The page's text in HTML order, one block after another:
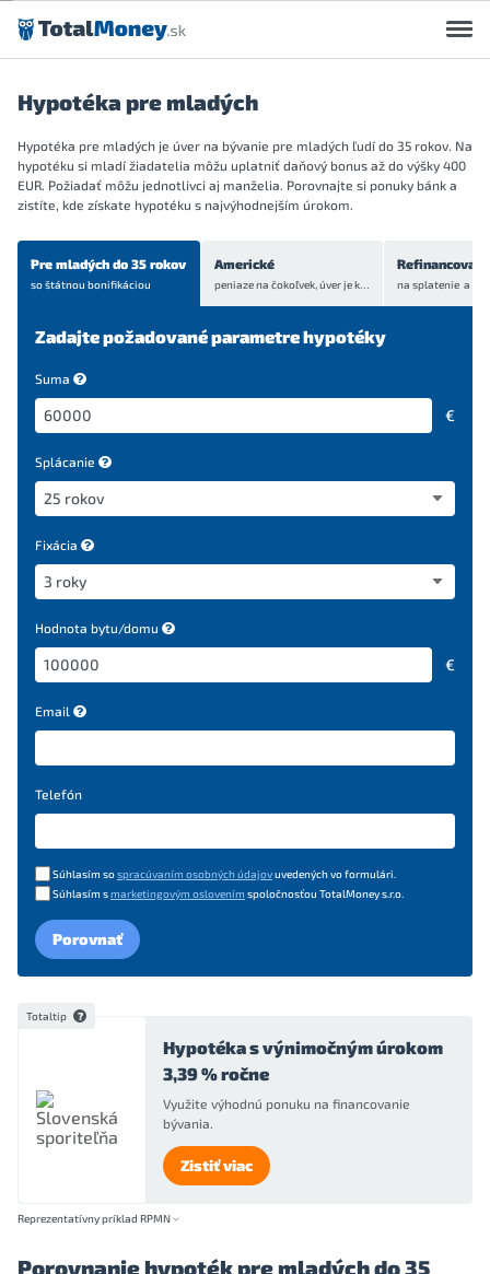
Preskočiť na obsah
Hypotéka pre mladých
Hypotéka pre mladých je úver na bývanie pre mladých ľudí do 35 rokov. Na
hypotéku si mladí žiadatelia môžu uplatniť daňový bonus až do výšky 400
EUR. Požiadať môžu jednotlivci aj manželia. Porovnajte si ponuky bánk a
zistíte, kde získate hypotéku s najvýhodnejším úrokom.
Pre mladých do 35 rokov
so štátnou bonifikáciou
Americké
peniaze na čokoľvek, úver jekrytý bytom alebo domom
Zadajte požadované parametre hypotéky
Suma
€
Splácanie
Fixácia
Hodnota bytu/domu
€
Email
Telefón
Súhlasím sospracúvaním osobných údajovuvedených vo formulári.
Súhlasím smarketingovým oslovením spoločnosťou TotalMoney s.r.o.
Porovnať
Totaltip
Hypotéka s výnimočným úrokom
3,39 % ročne
Využite výhodnú ponuku na financovanie
bývania.
Zistiť viac
Reprezentatívny príklad RPMN
Porovnanie hypoték pre mladých do 35